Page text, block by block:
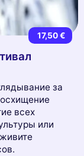
17,50 €
за
всех
или